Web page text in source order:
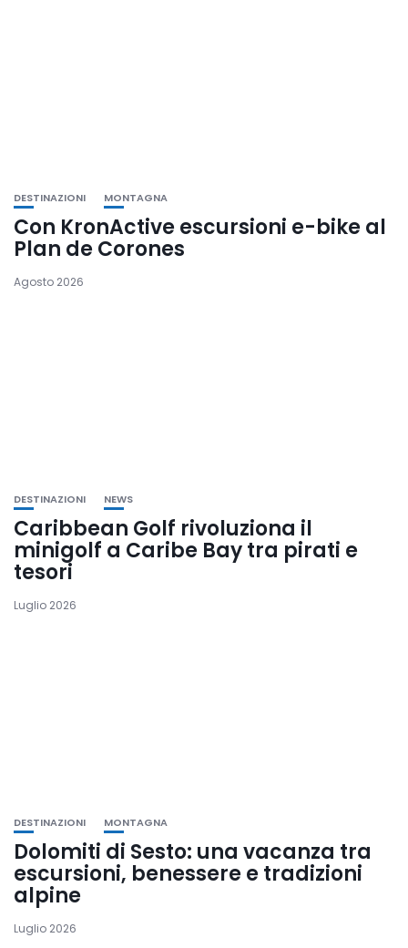
DESTINAZIONI MONTAGNA
Con KronActive escursioni e-bike al
Plan de Corones
Agosto 2026
DESTINAZIONI NEWS
Caribbean Golf rivoluziona il
minigolf a Caribe Bay tra pirati e
tesori
Luglio 2026
DESTINAZIONI MONTAGNA
Dolomiti di Sesto: una vacanza tra
escursioni, benessere e tradizioni
alpine
Luglio 2026